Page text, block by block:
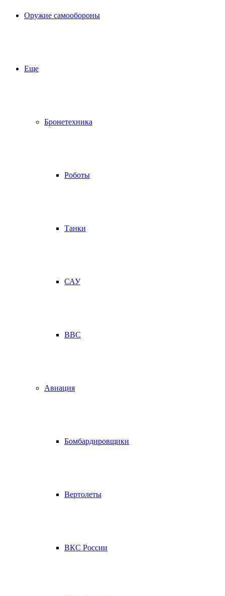
Оружие самообороны
Еще
Бронетехника
Роботы
Танки
САУ
ВВС
Авиация
Бомбардировщики
Вертолеты
ВКС России